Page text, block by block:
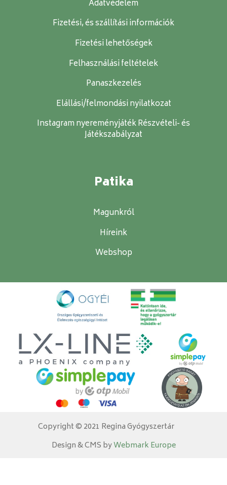
Adatvédelem
Fizetési, és szállítási információk
Fizetési lehetőségek
Felhasználási feltételek
Panaszkezelés
Elállási/felmondási nyilatkozat
Instagram nyereményjáték Részvételi- és
Játékszabályzat
Patika
Magunkról
Híreink
Webshop
Copyright © 2021 Regina Gyógyszertár
Design & CMS byWebmark Europe